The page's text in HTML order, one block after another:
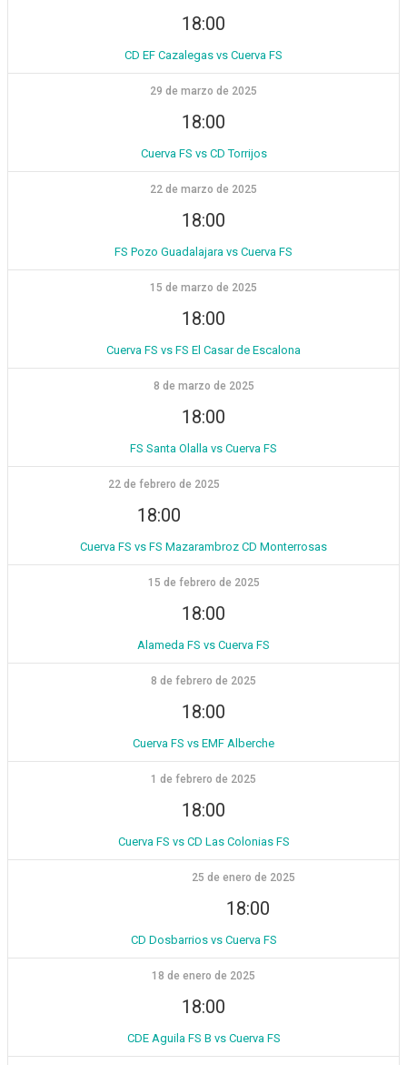
18:00
CD EF Cazalegas vs Cuerva FS
29 de marzo de 2025
18:00
Cuerva FS vs CD Torrijos
22 de marzo de 2025
18:00
FS Pozo Guadalajara vs Cuerva FS
15 de marzo de 2025
18:00
Cuerva FS vs FS El Casar de Escalona
8 de marzo de 2025
18:00
FS Santa Olalla vs Cuerva FS
22 de febrero de 2025
18:00
Cuerva FS vs FS Mazarambroz CD Monterrosas
15 de febrero de 2025
18:00
Alameda FS vs Cuerva FS
8 de febrero de 2025
18:00
Cuerva FS vs EMF Alberche
1 de febrero de 2025
18:00
Cuerva FS vs CD Las Colonias FS
25 de enero de 2025
18:00
CD Dosbarrios vs Cuerva FS
18 de enero de 2025
18:00
CDE Aguila FS B vs Cuerva FS